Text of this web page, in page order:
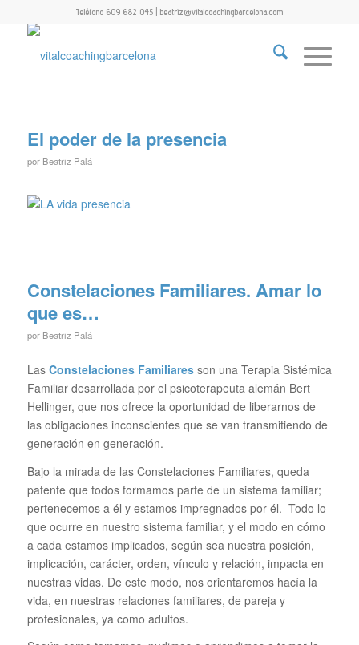
Teléfono 609 682 045 | beatriz@vitalcoachingbarcelona.com
El poder de la presencia
por Beatriz Palá
Constelaciones Familiares. Amar lo
que es…
por Beatriz Palá
Las Constelaciones Familiaresson una Terapia Sistémica
Familiar desarrollada por el psicoterapeuta alemán Bert
Hellinger, que nos ofrece la oportunidad de liberarnos de
las obligaciones inconscientes que se van transmitiendo de
generación en generación.
Bajo la mirada de las Constelaciones Familiares, queda
patente que todos formamos parte de un sistema familiar;
pertenecemos a él y estamos impregnados por él. Todo lo
que ocurre en nuestro sistema familiar, y el modo en cómo
a cada estamos implicados, según sea nuestra posición,
implicación, carácter, orden, vínculo y relación, impacta en
nuestras vidas. De este modo, nos orientaremos hacía la
vida, en nuestras relaciones familiares, de pareja y
profesionales, ya como adultos.